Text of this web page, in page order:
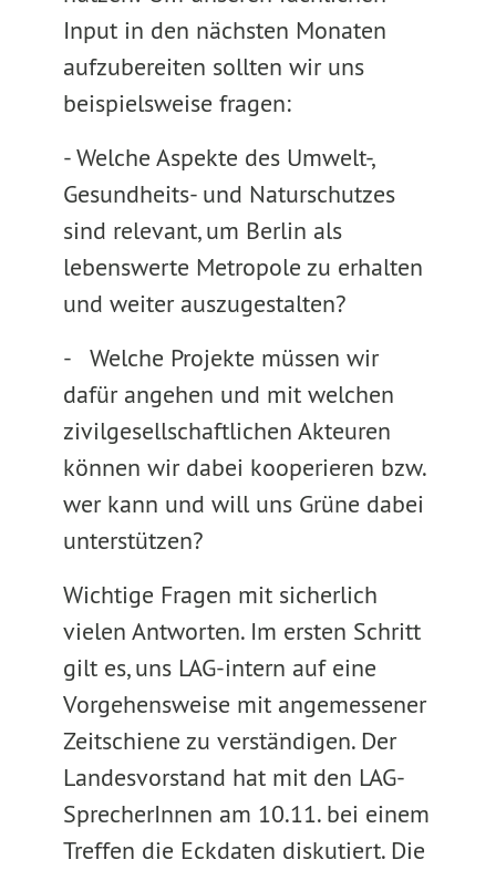
Input in den nächsten Monaten
aufzubereiten sollten wir uns
beispielsweise fragen:
- Welche Aspekte des Umwelt-,
Gesundheits- und Naturschutzes
sind relevant, um Berlin als
lebenswerte Metropole zu erhalten
und weiter auszugestalten?
- Welche Projekte müssen wir
dafür angehen und mit welchen
zivilgesellschaftlichen Akteuren
können wir dabei kooperieren bzw.
wer kann und will uns Grüne dabei
unterstützen?
Wichtige Fragen mit sicherlich
vielen Antworten. Im ersten Schritt
gilt es, uns LAG-intern auf eine
Vorgehensweise mit angemessener
Zeitschiene zu verständigen. Der
Landesvorstand hat mit den LAG-
SprecherInnen am 10.11. bei einem
Treffen die Eckdaten diskutiert. Die